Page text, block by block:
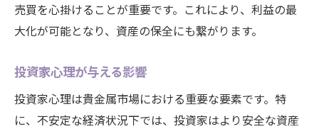
売買を心掛けることが重要です。これにより、利益の最
大化が可能となり、資産の保全にも繋がります。
投資家心理が与える影響
投資家心理は貴金属市場における重要な要素です。特
に、不安定な経済状況下では、投資家はより安全な資産